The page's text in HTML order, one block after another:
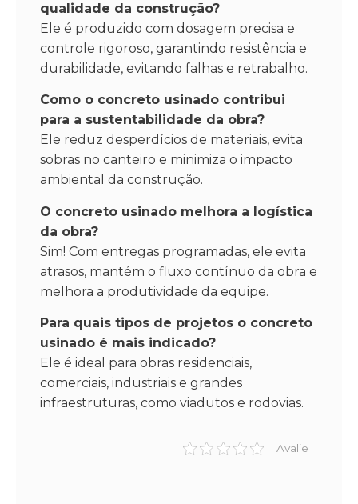
qualidade da construção?
Ele é produzido com dosagem precisa e
controle rigoroso, garantindo resistência e
durabilidade, evitando falhas e retrabalho.
Como o concreto usinado contribui
para a sustentabilidade da obra?
Ele reduz desperdícios de materiais, evita
sobras no canteiro e minimiza o impacto
ambiental da construção.
O concreto usinado melhora a logística
da obra?
Sim! Com entregas programadas, ele evita
atrasos, mantém o fluxo contínuo da obra e
melhora a produtividade da equipe.
Para quais tipos de projetos o concreto
usinado é mais indicado?
Ele é ideal para obras residenciais,
comerciais, industriais e grandes
infraestruturas, como viadutos e rodovias.
Avalie